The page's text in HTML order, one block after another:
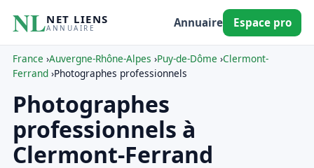
NLNET LIENS
ANNUAIRE Annuaire Espace pro
France ›Auvergne-Rhône-Alpes ›Puy-de-Dôme ›Clermont-
Ferrand ›Photographes professionnels
Photographes
professionnels à
Clermont-Ferrand